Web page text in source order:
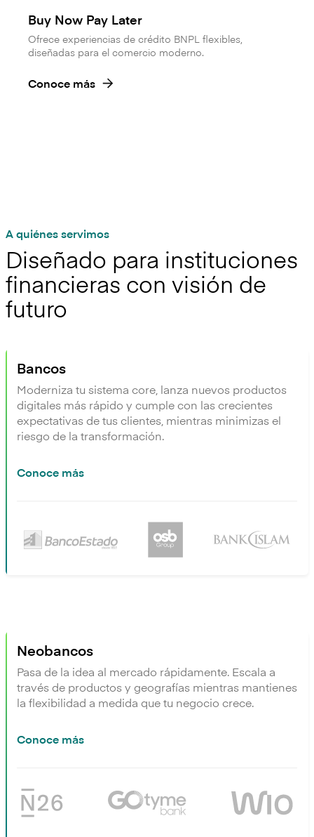
Buy Now Pay Later
Ofrece experiencias de crédito BNPL flexibles,
diseñadas para el comercio moderno.
Conoce más
A quiénes servimos
Diseñado para instituciones
financieras con visión de
futuro
Bancos
Moderniza tu sistema core, lanza nuevos productos
digitales más rápido y cumple con las crecientes
expectativas de tus clientes, mientras minimizas el
riesgo de la transformación.
Conoce más
Neobancos
Pasa de la idea al mercado rápidamente. Escala a
través de productos y geografías mientras mantienes
la flexibilidad a medida que tu negocio crece.
Conoce más